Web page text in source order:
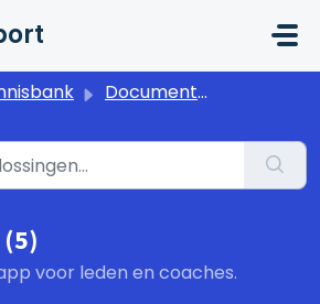
Documentatie
voor leden en coaches.